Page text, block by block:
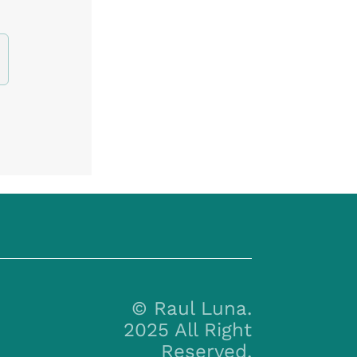
© Raul Luna.
2025 All Right
Reserved.